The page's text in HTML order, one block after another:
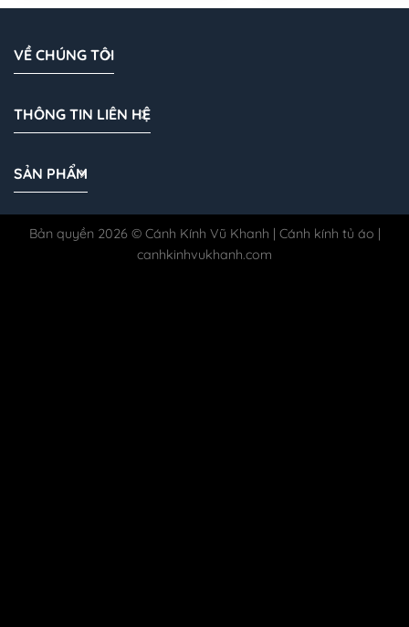
VỀ CHÚNG TÔI
THÔNG TIN LIÊN HỆ
SẢN PHẨM
Bản quyền 2026 © Cánh Kính Vũ Khanh | Cánh kính tủ áo |
canhkinhvukhanh.com